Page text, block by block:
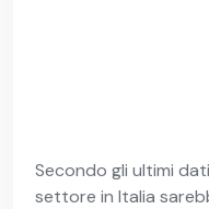
Secondo gli ultimi
settore in Italia